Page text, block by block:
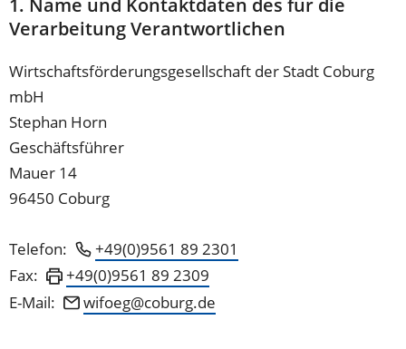
Verarbeitung Verantwortlichen
Wirtschaftsförderungsgesellschaft der Stadt Coburg
mbH
Stephan Horn
Geschäftsführer
Mauer 14
96450 Coburg
Telefon:
+49(0)9561 89 2301
Fax:
+49(0)9561 89 2309
E-Mail:
wifoeg coburg de